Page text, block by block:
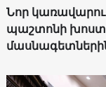
Նոր
պաշտոնի